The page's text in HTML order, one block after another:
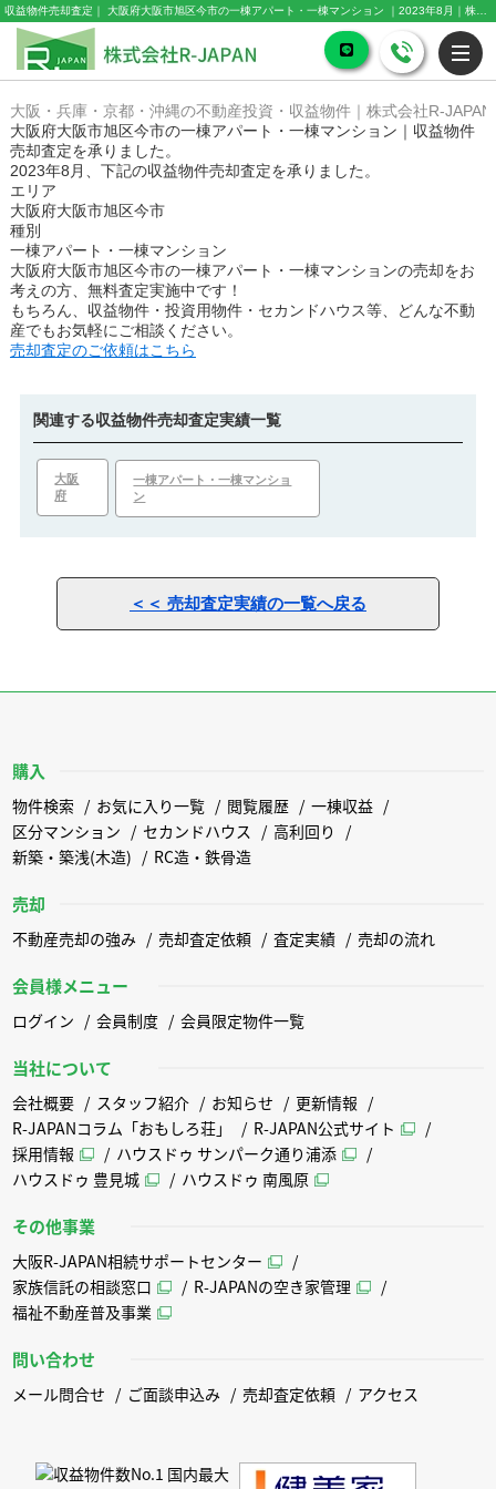
大阪・兵庫・京都・沖縄の不動産投資・収益物件｜株式会社R-JAPAN
大阪府大阪市旭区今市の一棟アパート・一棟マンション｜収益物件
売却査定を承りました。
2023年8月、下記の収益物件売却査定を承りました。
エリア
大阪府大阪市旭区今市
種別
一棟アパート・一棟マンション
大阪府大阪市旭区今市の一棟アパート・一棟マンションの売却をお
考えの方、無料査定実施中です！
もちろん、収益物件・投資用物件・セカンドハウス等、どんな不動
産でもお気軽にご相談ください。
売却査定のご依頼はこちら
関連する収益物件売却査定実績一覧
大阪
府
一棟アパート・一棟マンショ
ン
＜＜ 売却査定実績の一覧へ戻る
購入
物件検索 お気に入り一覧 閲覧履歴
一棟収益
区分マンション
セカンドハウス
高利回り
新築・築浅(木造)
RC造・鉄骨造
売却
不動産売却の強み 売却査定依頼 査定実績 売却の流れ
会員様メニュー
ログイン 会員制度 会員限定物件一覧
当社について
会社概要 スタッフ紹介 お知らせ
更新情報
R-JAPANコラム「おもしろ荘」
R-JAPAN公式サイト
採用情報
ハウスドゥ サンパーク通り浦添
ハウスドゥ 豊見城
ハウスドゥ 南風原
その他事業
大阪R-JAPAN相続サポートセンター
家族信託の相談窓口
R-JAPANの空き家管理
福祉不動産普及事業
問い合わせ
メール問合せ ご面談申込み 売却査定依頼 アクセス